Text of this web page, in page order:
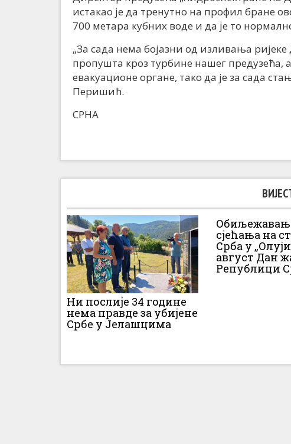
истакао је да тренутно на профил бране
700 метара кубних воде и да је то
„За сада нема бојазни од изливања
пропушта кроз турбине нашег предузећа,
евакуационе органе, тако да је за сада
Перишић.
СРНА
Ни послије 34 године
нема правде за убијене
Србе у Јелашцима
сјећања на
Срба у
август Дан
Републици